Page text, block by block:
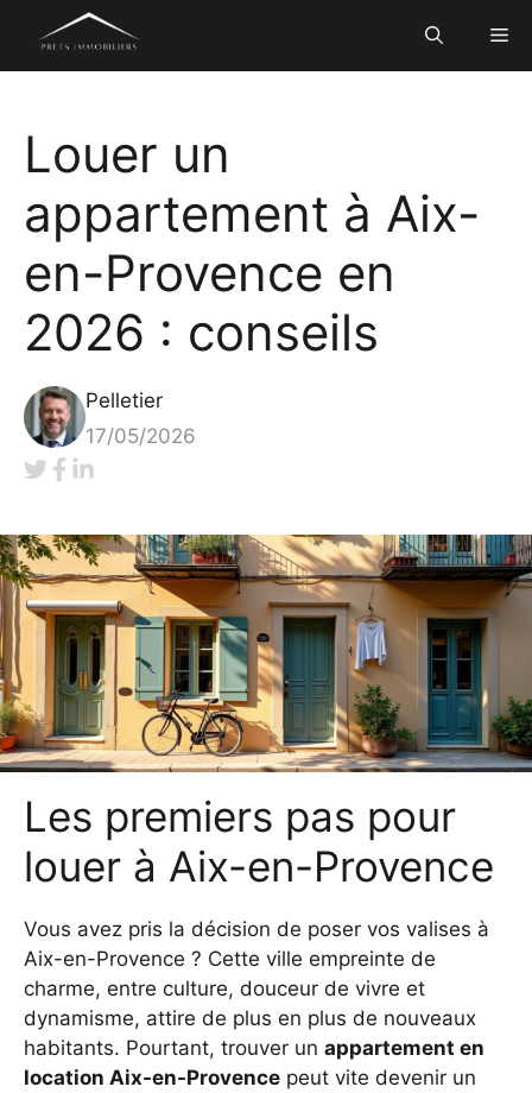
contenu
Louer un
appartement à Aix-
en-Provence en
2026 : conseils
Pelletier
17/05/2026
Les premiers pas pour
louer à Aix-en-Provence
Vous avez pris la décision de poser vos valises à
Aix-en-Provence ? Cette ville empreinte de
charme, entre culture, douceur de vivre et
dynamisme, attire de plus en plus de nouveaux
habitants. Pourtant, trouver un appartement en
location Aix-en-Provence peut vite devenir un